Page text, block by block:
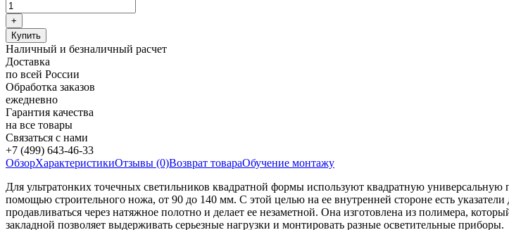
Наличный и безналичный расчет
Доставка
по всей России
Обработка заказов
ежедневно
Гарантия качества
на все товары
Связаться с нами
+7 (499) 643-46-33
ОбзорХарактеристикиОтзывы (0)Возврат товараОбучение монтажу
Для ультратонких точечных светильников квадратной формы используют квадратную
помощью строительного ножа, от 90 до 140 мм. С этой целью на ее внутренней стороне есть
продавливаться через натяжное полотно и делает ее незаметной. Она изготовлена из полимера,
закладной позволяет выдерживать серьезные нагрузки и монтировать разные осветительные приборы.